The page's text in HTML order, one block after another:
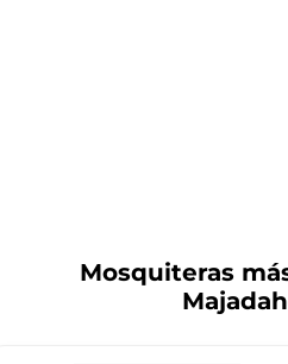
Mosquiteras